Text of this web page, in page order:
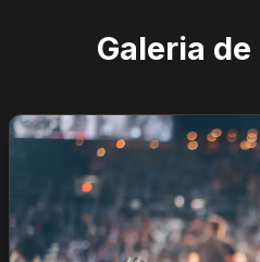
Galeria de